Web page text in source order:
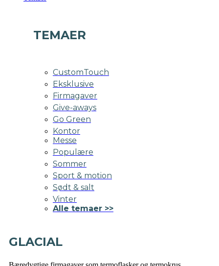
TEMAER
CustomTouch
Eksklusive
Firmagaver
Give-aways
Go Green
Kontor
Messe
Populære
Sommer
Sport & motion
Sødt & salt
Vinter
Alle temaer >>
GLACIAL